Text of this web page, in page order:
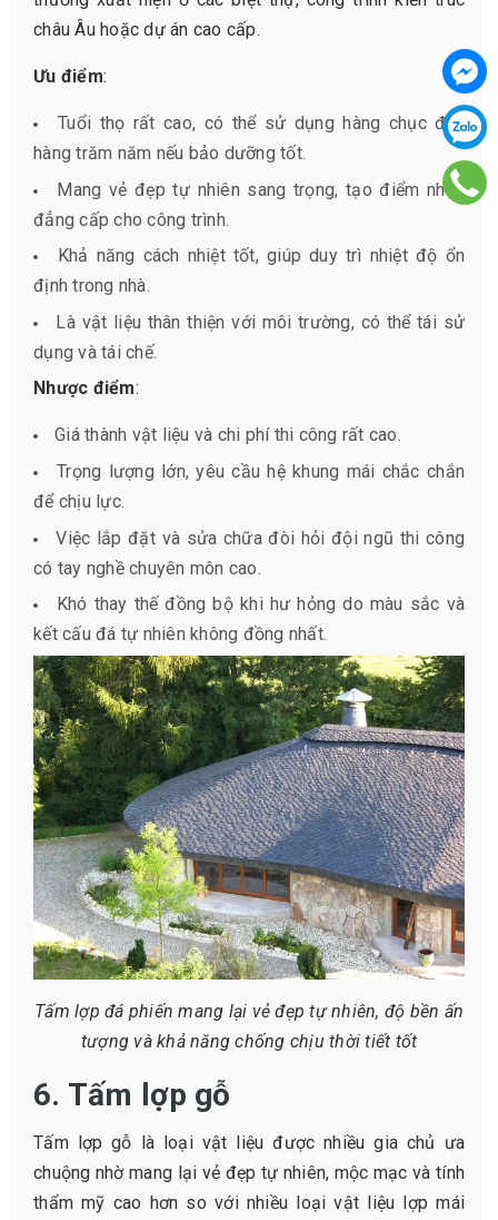
châu Âu hoặc dự án cao cấp.
Ưu điểm:
Tuổi thọ rất cao, có thể sử dụng hàng chục đến
hàng trăm năm nếu bảo dưỡng tốt.
Mang vẻ đẹp tự nhiên sang trọng, tạo điểm nhấn
đẳng cấp cho công trình.
Khả năng cách nhiệt tốt, giúp duy trì nhiệt độ ổn
định trong nhà.
Là vật liệu thân thiện với môi trường, có thể tái sử
dụng và tái chế.
Nhược điểm:
Giá thành vật liệu và chi phí thi công rất cao.
Trọng lượng lớn, yêu cầu hệ khung mái chắc chắn
để chịu lực.
Việc lắp đặt và sửa chữa đòi hỏi đội ngũ thi công
có tay nghề chuyên môn cao.
Khó thay thế đồng bộ khi hư hỏng do màu sắc và
kết cấu đá tự nhiên không đồng nhất.
Tấm lợp đá phiến mang lại vẻ đẹp tự nhiên, độ bền ấn
tượng và khả năng chống chịu thời tiết tốt
6. Tấm lợp gỗ
Tấm lợp gỗ là loại vật liệu được nhiều gia chủ ưa
chuộng nhờ mang lại vẻ đẹp tự nhiên, mộc mạc và tính
thẩm mỹ cao hơn so với nhiều loại vật liệu lợp mái